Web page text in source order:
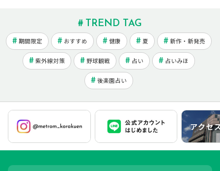
TREND TAG
期間限定 おすすめ 健康 夏 新作・新発売
紫外線対策 野球観戦 占い 占いみほ
後楽園占い